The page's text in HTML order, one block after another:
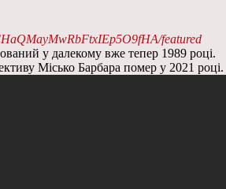
featured
у далекому вже тепер 1989 році.
Місько Барбара помер у 2021 році.